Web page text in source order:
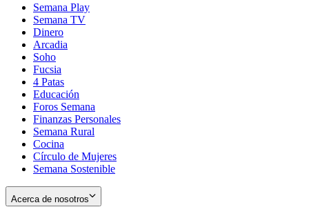
Semana Play
Semana TV
Dinero
Arcadia
Soho
in
new
window
Fucsia
in
new
window
4 Patas
Educación
Foros Semana
Finanzas Personales
Semana Rural
Cocina
Círculo de Mujeres
Semana Sostenible
Acerca de nosotros